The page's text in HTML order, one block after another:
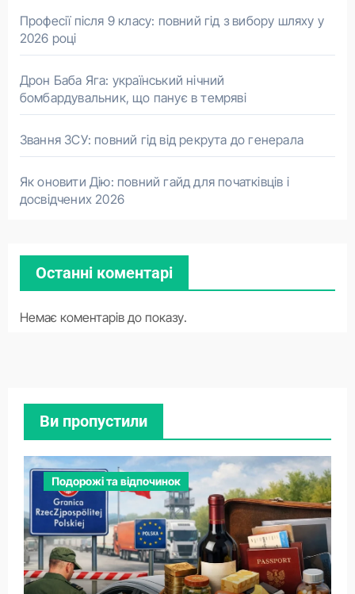
Професії після 9 класу: повний гід з вибору шляху у
2026 році
Дрон Баба Яга: український нічний
бомбардувальник, що панує в темряві
Звання ЗСУ: повний гід від рекрута до генерала
Як оновити Дію: повний гайд для початківців і
досвідчених 2026
Останні коментарі
Немає коментарів до показу.
Ви пропустили
Подорожі та відпочинок